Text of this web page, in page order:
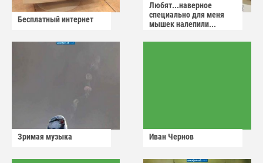
Бесплатный интернет
Любят...наверное
специально для меня
мышек налепили...
Зримая музыка Иван Чернов